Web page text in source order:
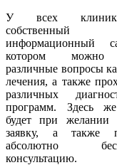
У всех
собственный
информационный
котором можно
различные вопросы
лечения, а также
различных
программ. Здесь
будет при желании
заявку, а также
абсолютно
консультацию.